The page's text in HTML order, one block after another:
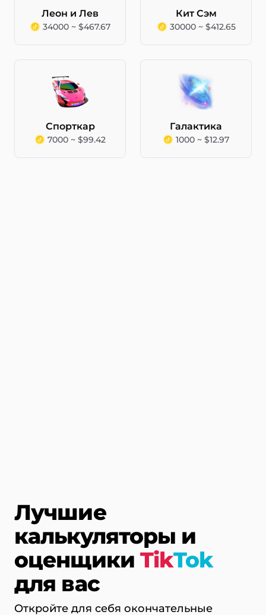
Леон и Лев
34000 ~ $467.67
Кит Сэм
30000 ~ $412.65
Спорткар
7000 ~ $99.42
Галактика
1000 ~ $12.97
Лучшие
калькуляторы и
оценщики TikTok
для вас
Откройте для себя окончательные